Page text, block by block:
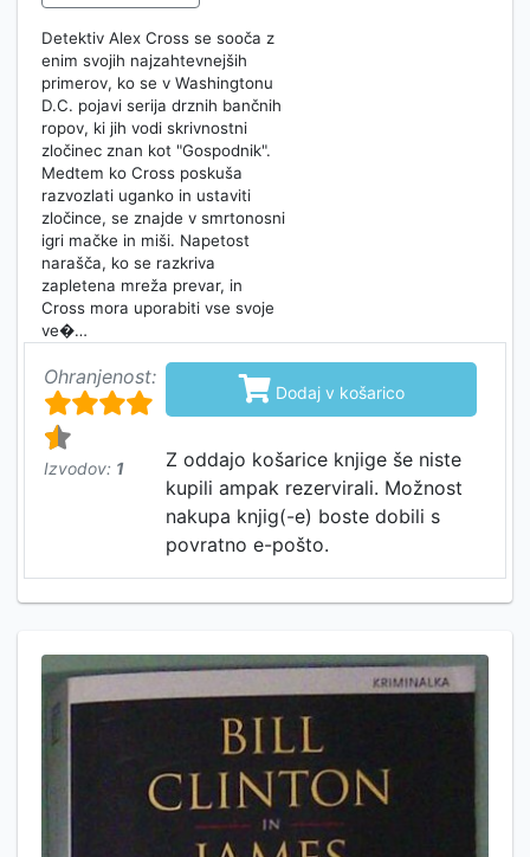
Detektiv Alex Cross se sooča z
enim svojih najzahtevnejših
primerov, ko se v Washingtonu
D.C. pojavi serija drznih bančnih
ropov, ki jih vodi skrivnostni
zločinec znan kot "Gospodnik".
Medtem ko Cross poskuša
razvozlati uganko in ustaviti
zločince, se znajde v smrtonosni
igri mačke in miši. Napetost
narašča, ko se razkriva
zapletena mreža prevar, in
Cross mora uporabiti vse svoje
ve�…
Ohranjenost:
Izvodov: 1
 Dodaj v košarico
Z oddajo košarice knjige še niste
kupili ampak rezervirali. Možnost
nakupa knjig(-e) boste dobili s
povratno e-pošto.